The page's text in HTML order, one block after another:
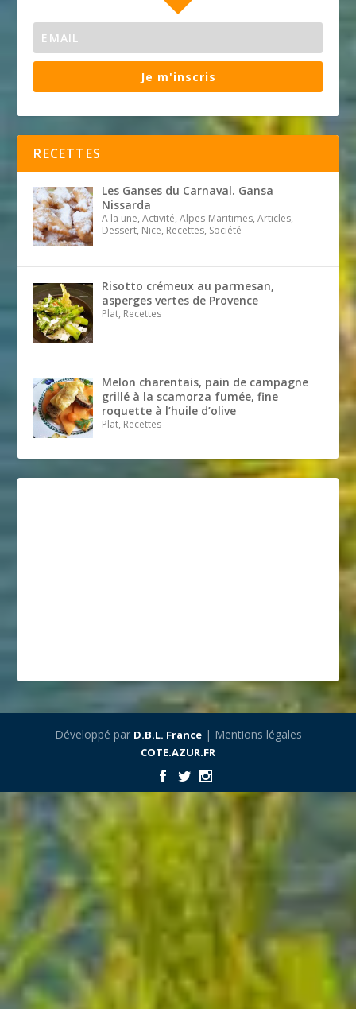
Je m'inscris
RECETTES
Les Ganses du Carnaval. Gansa
Nissarda
A la une, Activité, Alpes-Maritimes, Articles,
Dessert, Nice, Recettes, Société
Risotto crémeux au parmesan,
asperges vertes de Provence
Plat, Recettes
Melon charentais, pain de campagne
grillé à la scamorza fumée, fine
roquette à l’huile d’olive
Plat, Recettes
Développé par D.B.L. France| Mentions légales
COTE.AZUR.FR